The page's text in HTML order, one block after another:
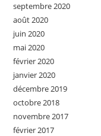
septembre 2020
août 2020
juin 2020
mai 2020
février 2020
janvier 2020
décembre 2019
octobre 2018
novembre 2017
février 2017